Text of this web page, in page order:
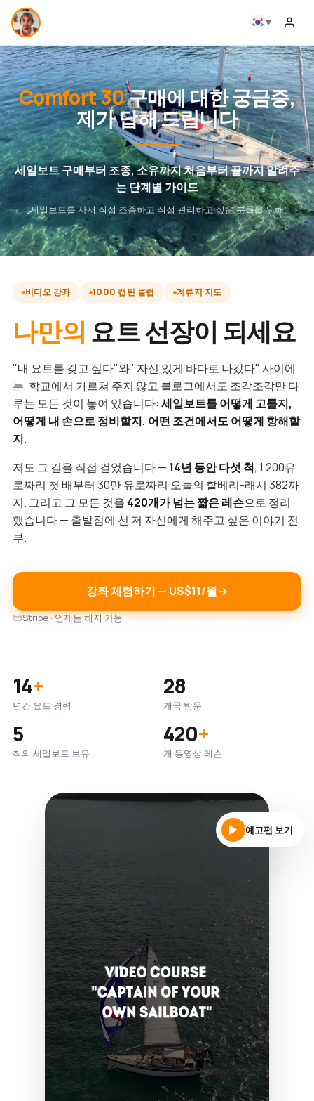
Comfort 30구매에 대한 궁금증,
제가 답해 드립니다
세일보트 구매부터 조종, 소유까지 처음부터 끝까지 알려주
는 단계별 가이드
세일보트를 사서 직접 조종하고 직접 관리하고 싶은 분들을 위해
비디오 강좌 1000 캡틴 클럽 계류지 지도
나만의 요트 선장이 되세요
"내 요트를 갖고 싶다"와 "자신 있게 바다로 나갔다" 사이에
는, 학교에서 가르쳐 주지 않고 블로그에서도 조각조각만 다
루는 모든 것이 놓여 있습니다: 세일보트를 어떻게 고를지,
어떻게 내 손으로 정비할지, 어떤 조건에서도 어떻게 항해할
지.
저도 그 길을 직접 걸었습니다 — 14년 동안 다섯 척, 1,200유
로짜리 첫 배부터 30만 유로짜리 오늘의 할베리-래시 382까
지. 그리고 그 모든 것을 420개가 넘는 짧은 레슨으로 정리
했습니다 — 출발점에 선 저 자신에게 해주고 싶은 이야기 전
부.
강좌 체험하기 — US$11/월
Stripe · 언제든 해지 가능
14+
년간 요트 경력
28
개국 방문
5
척의 세일보트 보유
420+
개 동영상 레슨
예고편 보기